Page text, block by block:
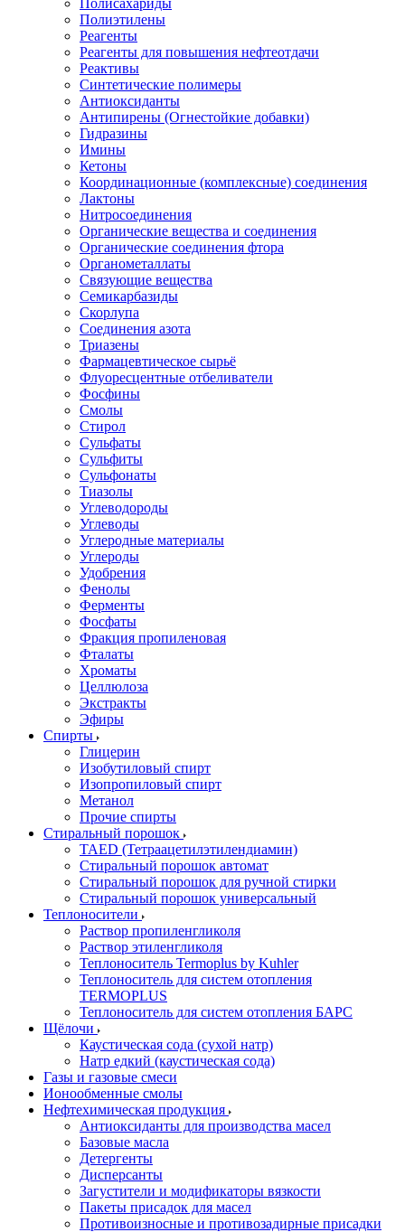
Полисахариды
Полиэтилены
Реагенты
Реагенты для повышения нефтеотдачи
Реактивы
Синтетические полимеры
Антиоксиданты
Антипирены (Огнестойкие добавки)
Гидразины
Имины
Кетоны
Координационные (комплексные) соединения
Лактоны
Нитросоединения
Органические вещества и соединения
Органические соединения фтора
Органометаллаты
Связующие вещества
Семикарбазиды
Скорлупа
Соединения азота
Триазены
Фармацевтическое сырьё
Флуоресцентные отбеливатели
Фосфины
Смолы
Стирол
Сульфаты
Сульфиты
Сульфонаты
Тиазолы
Углеводороды
Углеводы
Углеродные материалы
Углероды
Удобрения
Фенолы
Ферменты
Фосфаты
Фракция пропиленовая
Фталаты
Хроматы
Целлюлоза
Экстракты
Эфиры
Спирты
Глицерин
Изобутиловый спирт
Изопропиловый спирт
Метанол
Прочие спирты
Стиральный порошок
TAED (Тетраацетилэтилендиамин)
Стиральный порошок автомат
Стиральный порошок для ручной стирки
Стиральный порошок универсальный
Теплоносители
Раствор пропиленгликоля
Раствор этиленгликоля
Теплоноситель Termoplus by Kuhler
Теплоноситель для систем отопления
TERMOPLUS
Теплоноситель для систем отопления БАРС
Щёлочи
Каустическая сода (сухой натр)
Натр едкий (каустическая сода)
Газы и газовые смеси
Ионообменные смолы
Нефтехимическая продукция
Антиоксиданты для производства масел
Базовые масла
Детергенты
Дисперсанты
Загустители и модификаторы вязкости
Пакеты присадок для масел
Противоизносные и противозадирные присадки